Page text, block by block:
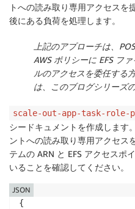
トへの読み取り専用アクセスを
後にある負荷を処理します。
上記のアプローチは、
AWS ポリシーに EFS フ
ルのアクセスを委任する
は、このブログシリーズ
scale-out-app-task-role-
シードキュメントを作成します
ントへの読み取り専用アクセス
テムの ARN と EFS アクセスポ
いることを確認してください。
{
JSON